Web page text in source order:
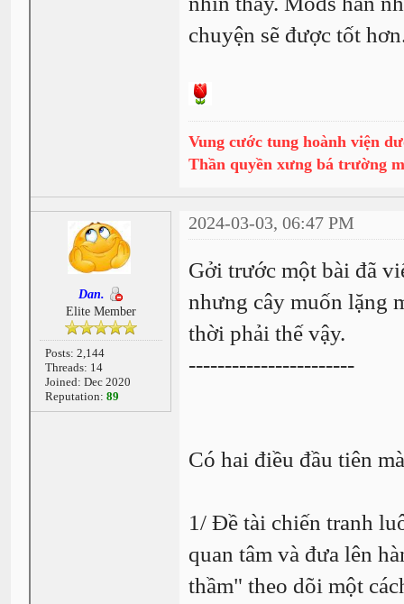
chuyện sẽ được tốt
Vung cước tung hoành viện
Thần quyền xưng bá trường
Dan.
Elite Member
Posts: 2,144
Threads: 14
Joined: Dec 2020
Reputation: 89
2024-03-03, 06:47 PM
Gởi trước một bài đã
nhưng cây muốn lặng
thời phải thế vậy.
-----------------------
Có hai điều đầu tiên
1/ Đề tài chiến tranh
quan tâm và đưa lên
thầm" theo dõi một